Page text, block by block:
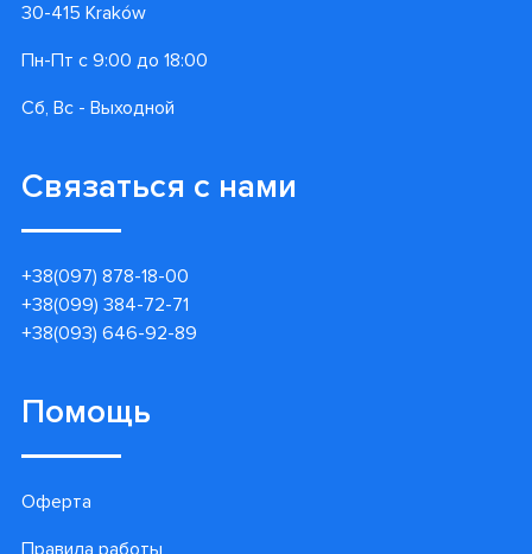
30-415 Kraków
Пн-Пт с 9:00 до 18:00
Сб, Вс - Выходной
Связаться с нами
+38(097) 878-18-00
+38(099) 384-72-71
+38(093) 646-92-89
Помощь
Оферта